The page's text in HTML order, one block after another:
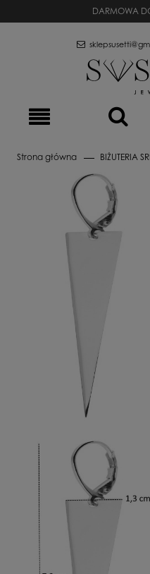
DARMOWA
Strona główna BIŻUTERIA